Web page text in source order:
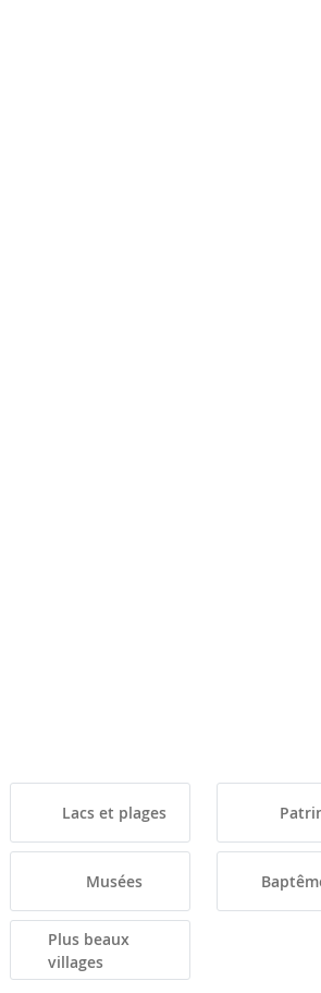
Lacs et plages
Musées
Plus beaux
villages